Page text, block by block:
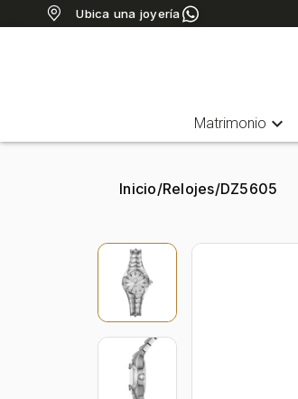
Ubica una joyería
Matrimonio expand_more
Inicio/Relojes/DZ5605